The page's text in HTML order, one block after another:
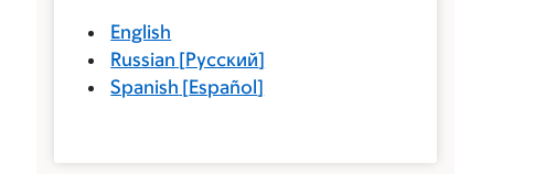
English
Russian [Русский]
Spanish [Español]